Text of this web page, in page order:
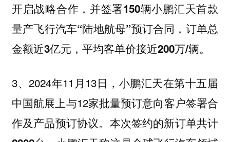
开启战略合作， 并签署150辆小鹏汇天首款
量产飞行汽车“陆地航母”预订合同，订单总
金额近3亿元，平均客单价接近200万/辆。
3、2024年11月13日，小鹏汇天在第十五届
中国航展上与12家批量预订意向客户签署合
作及产品预订协议。 本次签约的新订单共计